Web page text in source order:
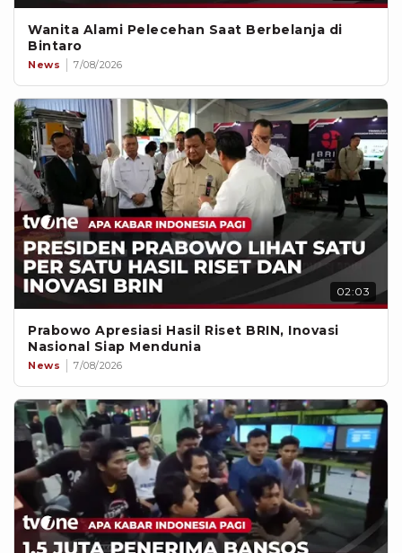
Wanita Alami Pelecehan Saat Berbelanja di
Bintaro
News 7/08/2026
02:03
Prabowo Apresiasi Hasil Riset BRIN, Inovasi
Nasional Siap Mendunia
News 7/08/2026